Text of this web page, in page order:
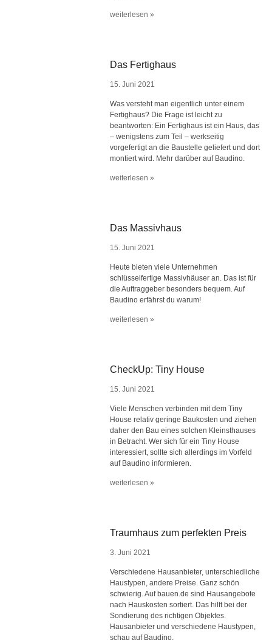
weiterlesen »
Das Fertighaus
15. Juni 2021
Was versteht man eigentlich unter einem
Fertighaus? Die Frage ist leicht zu
beantworten: Ein Fertighaus ist ein Haus, das
– wenigstens zum Teil – werkseitig
vorgefertigt an die Baustelle geliefert und dort
montiert wird. Mehr darüber auf Baudino.
weiterlesen »
Das Massivhaus
15. Juni 2021
Heute bieten viele Unternehmen
schlüsselfertige Massivhäuser an. Das ist für
die Auftraggeber besonders bequem. Auf
Baudino erfährst du warum!
weiterlesen »
CheckUp: Tiny House
15. Juni 2021
Viele Menschen verbinden mit dem Tiny
House relativ geringe Baukosten und ziehen
daher den Bau eines solchen Kleinsthauses
in Betracht. Wer sich für ein Tiny House
interessiert, sollte sich allerdings im Vorfeld
auf Baudino informieren.
weiterlesen »
Traumhaus zum perfekten Preis
3. Juni 2021
Verschiedene Hausanbieter, unterschiedliche
Haustypen, andere Preise. Ganz schön
schwierig. Auf bauen.de sind Hausangebote
nach Hauskosten sortiert. Das hilft bei der
Sondierung des richtigen Objektes.
Hausanbieter und verschiedene Haustypen,
schau auf Baudino.